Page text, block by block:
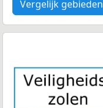
Vergelijk gebieden